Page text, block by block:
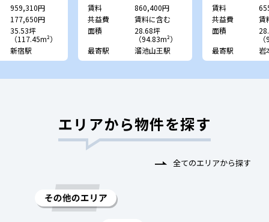
959,310円
177,650円
35.53坪
（117.45m²）
新宿駅
賃料
860,400円
共益費
賃料に含む
面積
28.68坪
（94.83m²）
最寄駅
溜池山王駅
賃料
共益費
賃
面積
最寄駅
岩
エリアから物件を探す
全てのエリアから探す